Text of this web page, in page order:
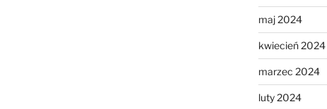
maj 2024
kwiecień 2024
marzec 2024
luty 2024